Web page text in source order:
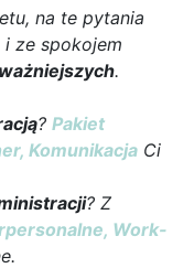
na te pytania
ze spokojem
.
? Pakiet
Komunikacja Ci
? Z
Work-